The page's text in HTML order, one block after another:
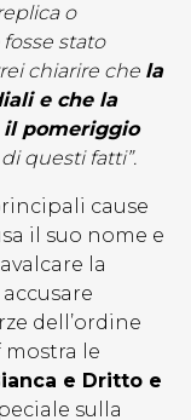
o
stato
chiarire che la
e che la
pomeriggio
di questi fatti”.
cause
il suo nome e
la
dell’ordine
le
e Dritto e
sulla